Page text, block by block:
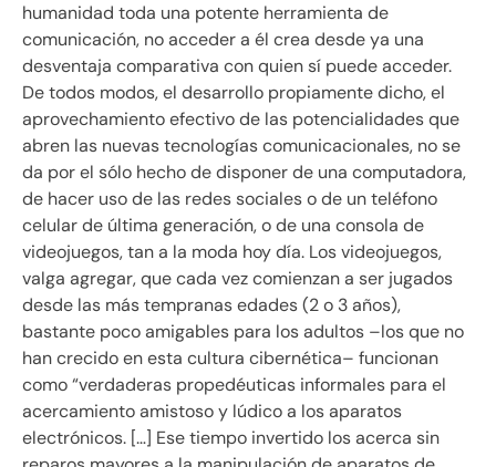
humanidad toda una potente herramienta de
comunicación, no acceder a él crea desde ya una
desventaja comparativa con quien sí puede acceder.
De todos modos, el desarrollo propiamente dicho, el
aprovechamiento efectivo de las potencialidades que
abren las nuevas tecnologías comunicacionales, no se
da por el sólo hecho de disponer de una computadora,
de hacer uso de las redes sociales o de un teléfono
celular de última generación, o de una consola de
videojuegos, tan a la moda hoy día. Los videojuegos,
valga agregar, que cada vez comienzan a ser jugados
desde las más tempranas edades (2 o 3 años),
bastante poco amigables para los adultos –los que no
han crecido en esta cultura cibernética– funcionan
como “verdaderas propedéuticas informales para el
acercamiento amistoso y lúdico a los aparatos
electrónicos. […] Ese tiempo invertido los acerca sin